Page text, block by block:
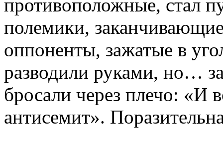
противоположные, стал
полемики,
оппоненты, зажатые в
разводили руками, но…
бросали через плечо:
антисемит».